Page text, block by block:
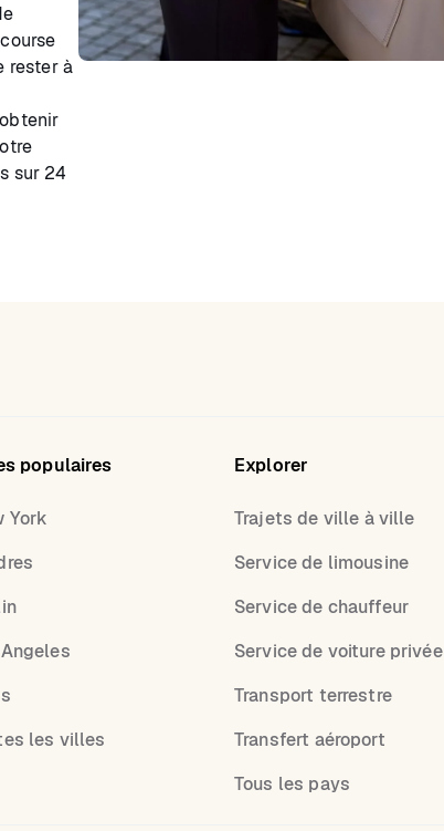
rester à
sur 24
populaires
York
les villes
Explorer
Trajets de ville à ville
Service de limousine
Service de chauffeur
Service de voiture privée
Transport terrestre
Transfert aéroport
Tous les pays